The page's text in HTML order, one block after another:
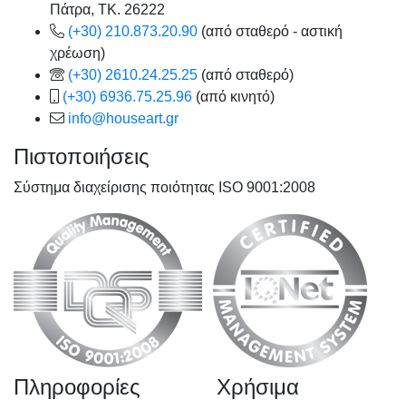
Πάτρα, TK. 26222
(+30) 210.873.20.90 (από σταθερό - αστική
χρέωση)
(+30) 2610.24.25.25 (από σταθερό)
(+30) 6936.75.25.96 (από κινητό)
info@houseart.gr
Πιστοποιήσεις
Σύστημα διαχείρισης ποιότητας ISO 9001:2008
Πληροφορίες Χρήσιμα